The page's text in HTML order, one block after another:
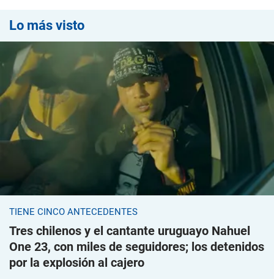
Lo más visto
TIENE CINCO ANTECEDENTES
Tres chilenos y el cantante uruguayo Nahuel
One 23, con miles de seguidores; los detenidos
por la explosión al cajero